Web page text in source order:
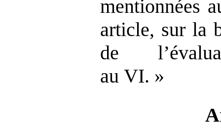
mentionnées
article, sur la
de
au VI. »